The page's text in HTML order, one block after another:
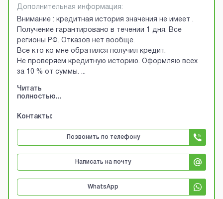
Дополнительная информация:
Внимание : кредитная история значения не имеет .
Получение гарантировано в течении 1 дня. Все
регионы РФ. Отказов нет вообще.
Все кто ко мне обратился получил кредит.
Не проверяем кредитную историю. Оформляю всех
за 10 % от суммы. ...
Читать
полностью...
Контакты:
Позвонить по телефону
Написать на почту
WhatsApp